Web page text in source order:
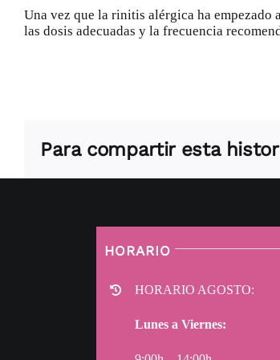
Una vez que la rinitis alérgica ha empezado
las dosis adecuadas y la frecuencia
Para compartir esta
HORARIO
HORARIO AGOSTO:
Lunes a Viernes: